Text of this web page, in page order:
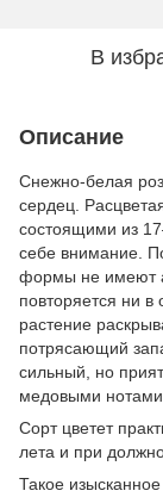
В
Описание
Снежно-белая
сердец.
состоящими из
себе внимание.
формы не имеют
повторяется ни
растение
потрясающий
сильный, но
медовыми
Сорт цветет
лета и при
Такое